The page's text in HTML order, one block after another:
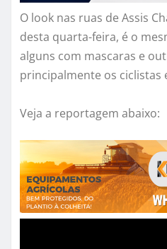
O look nas ruas de Assis
desta quarta-feira, é o
alguns com mascaras e
principalmente os ciclistas
Veja a reportagem abaixo: